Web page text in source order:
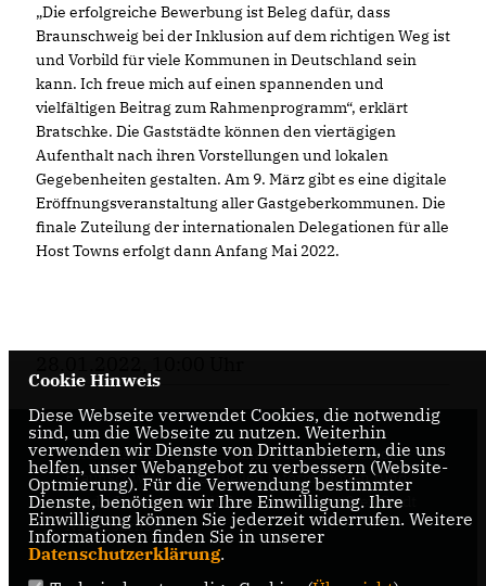
Die erfolgreiche Bewerbung ist Beleg dafür, dass
Braunschweig bei der Inklusion auf dem richtigen Weg ist
und Vorbild für viele Kommunen in Deutschland sein
kann. Ich freue mich auf einen spannenden und
vielfältigen Beitrag zum Rahmenprogramm“, erklärt
Bratschke. Die Gaststädte können den viertägigen
Aufenthalt nach ihren Vorstellungen und lokalen
Gegebenheiten gestalten. Am 9. März gibt es eine digitale
Eröffnungsveranstaltung aller Gastgeberkommunen. Die
finale Zuteilung der internationalen Delegationen für alle
Host Towns erfolgt dann Anfang Mai 2022.
Internetseite der CDU-Fraktion im Rat der Stadt
Braunschweig, mit aktuellen Informationen rund
um die Kommunalpolitik in der zweitgrößten Stadt
Niedersachsens.
Cookie Hinweis
Diese Webseite verwendet Cookies, die notwendig
sind, um die Webseite zu nutzen. Weiterhin
verwenden wir Dienste von Drittanbietern, die uns
helfen, unser Webangebot zu verbessern (Website-
Optmierung). Für die Verwendung bestimmter
Dienste, benötigen wir Ihre Einwilligung. Ihre
Einwilligung können Sie jederzeit widerrufen. Weitere
Informationen finden Sie in unserer
Datenschutzerklärung.